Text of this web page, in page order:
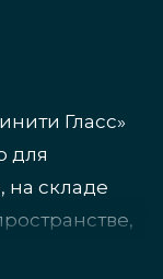
Гласс»
для
на складе